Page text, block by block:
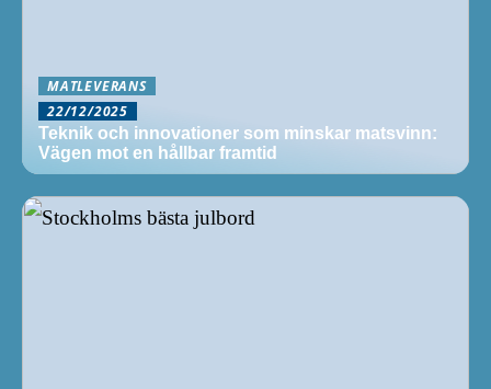
MATLEVERANS
22/12/2025
Teknik och innovationer som minskar matsvinn:
Vägen mot en hållbar framtid